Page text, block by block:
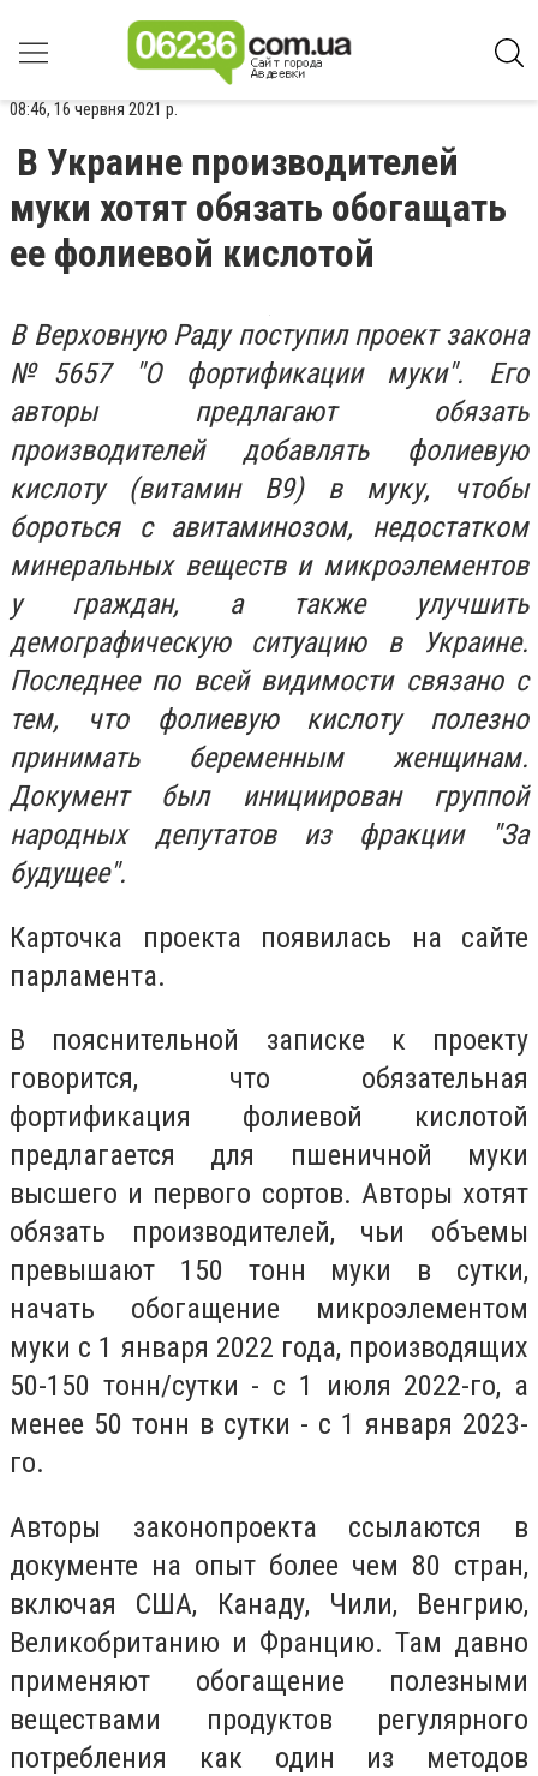
08:46, 16 червня 2021 р.
В Украине производителей
муки хотят обязать обогащать
ее фолиевой кислотой
В Верховную Раду поступил проект закона
№5657 "О фортификации муки". Его
авторы предлагают обязать
производителей добавлять фолиевую
кислоту (витамин В9) в муку, чтобы
бороться с авитаминозом, недостатком
минеральных веществ и микроэлементов
у граждан, а также улучшить
демографическую ситуацию в Украине.
Последнее по всей видимости связано с
тем, что фолиевую кислоту полезно
принимать беременным женщинам.
Документ был инициирован группой
народных депутатов из фракции "За
будущее".
Карточка проекта появилась на сайте
парламента.
В пояснительной записке к проекту
говорится, что обязательная
фортификация фолиевой кислотой
предлагается для пшеничной муки
высшего и первого сортов. Авторы хотят
обязать производителей, чьи объемы
превышают 150 тонн муки в сутки,
начать обогащение микроэлементом
муки с 1 января 2022 года, производящих
50-150 тонн/сутки - с 1 июля 2022-го, а
менее 50 тонн в сутки - с 1 января 2023-
го.
Авторы законопроекта ссылаются в
документе на опыт более чем 80 стран,
включая США, Канаду, Чили, Венгрию,
Великобританию и Францию. Там давно
применяют обогащение полезными
веществами продуктов регулярного
потребления как один из методов